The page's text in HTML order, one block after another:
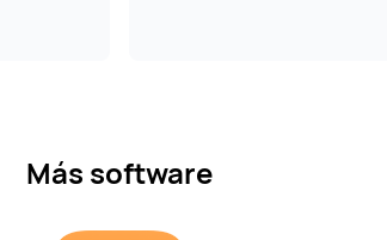
Más software